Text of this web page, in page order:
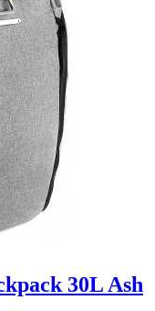
30L Ash